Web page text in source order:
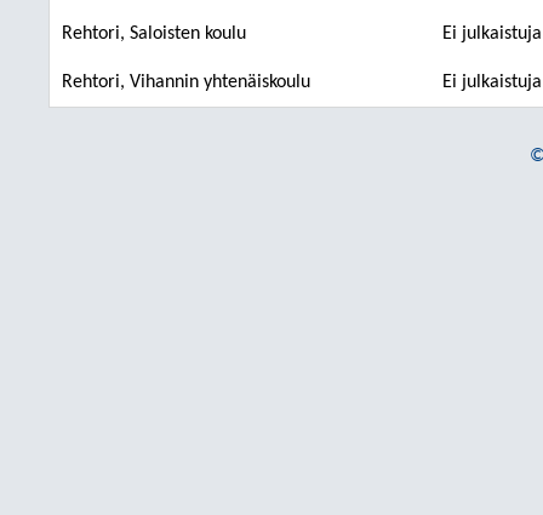
Rehtori, Saloisten koulu Ei
Rehtori, Vihannin yhtenäiskoulu Ei